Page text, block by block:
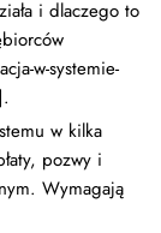
i dlaczego to
w-systemie-
w kilka
pozwy i
Wymagają